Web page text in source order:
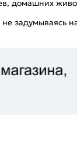
домашних